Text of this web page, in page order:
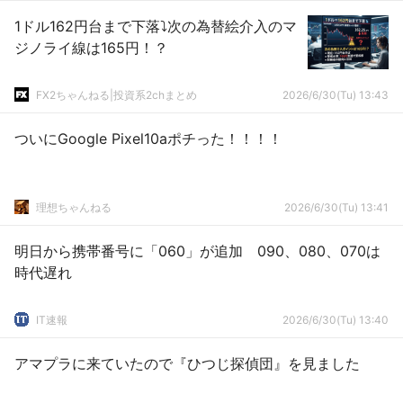
1ドル162円台まで下落⤵︎次の為替絵介入のマ
ジノライ線は165円！？
FX2ちゃんねる|投資系2chまとめ 2026/6/30(Tu) 13:43
ついにGoogle Pixel10aポチった！！！！
理想ちゃんねる 2026/6/30(Tu) 13:41
明日から携帯番号に「060」が追加 090、080、070は
時代遅れ
IT速報 2026/6/30(Tu) 13:40
アマプラに来ていたので『ひつじ探偵団』を見ました